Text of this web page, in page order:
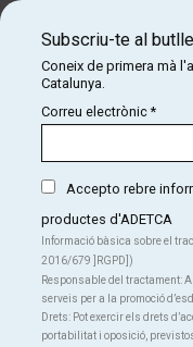
generaciones diferentes
hombres y mujeres,
incomunicación, la
de querer cuidar al otro y
escenas interpretando 8
Subscriu-te al
Coneix de primera mà
Catalunya.
Correu electrònic*
Accepto rebre
productes d'ADETCA
Informació bàsica sobre el
2016/679 ]RGPD])
Responsable del tractament:
serveis per a la promoció
Drets: Pot exercir els drets
portabilitat i oposició,